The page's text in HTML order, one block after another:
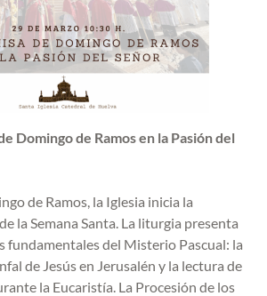
Domingo de Ramos en la Pasión del
de Ramos, la Iglesia inicia la
la Semana Santa. La liturgia presenta
fundamentales del Misterio Pascual: la
de Jesús en Jerusalén y la lectura de
la Eucaristía. La Procesión de los